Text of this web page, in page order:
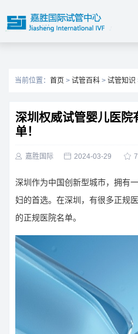
当前位置： 首页 > 试管百科 > 试管知识
深圳权威试管婴儿医院
单！
 嘉胜国际  2024-03-29 
深圳作为中国创新型城市，拥有
妇的首选。在深圳，有很多正规
的正规医院名单。